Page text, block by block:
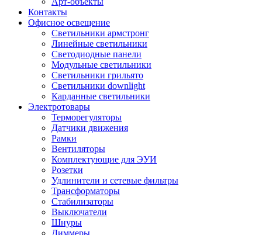
Контакты
Офисное освещение
Светильники армстронг
Линейные светильники
Светодиодные панели
Модульные светильники
Светильники грильято
Светильники downlight
Карданные светильники
Электротовары
Терморегуляторы
Датчики движения
Рамки
Вентиляторы
Комплектующие для ЭУИ
Розетки
Удлинители и сетевые фильтры
Трансформаторы
Стабилизаторы
Выключатели
Шнуры
Диммеры